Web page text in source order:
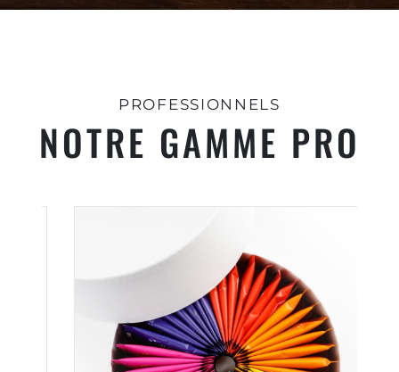
PROFESSIONNELS
NOTRE GAMME PRO